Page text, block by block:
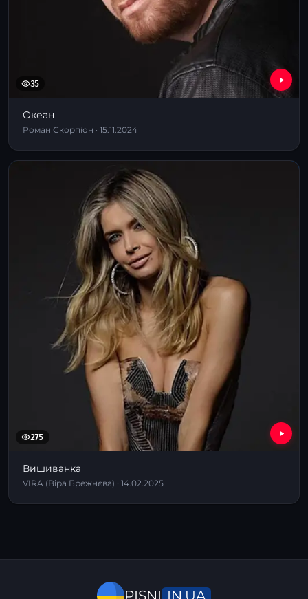
35
Океан
Роман Скорпіон · 15.11.2024
275
Вишиванка
VIRA (Віра Брежнєва) · 14.02.2025
PISNI IN.UA